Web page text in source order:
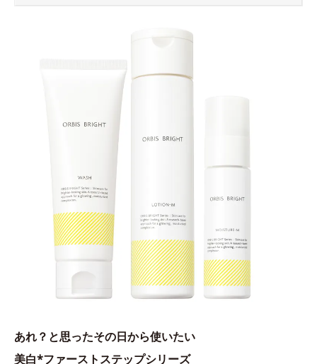
あれ？と思ったその日から使いたい
美白*ファーストステップシリーズ